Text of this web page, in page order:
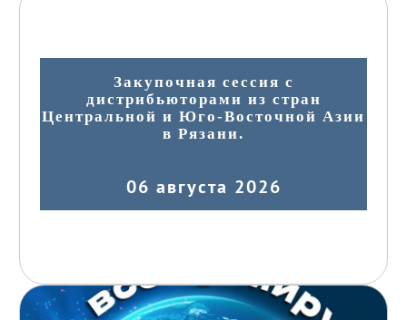
Закупочная сессия с
дистрибьюторами из стран
Центральной и Юго-Восточной Азии
в Рязани.
06 августа 2026